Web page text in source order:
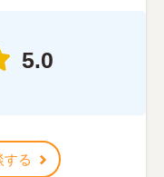
5.0
する